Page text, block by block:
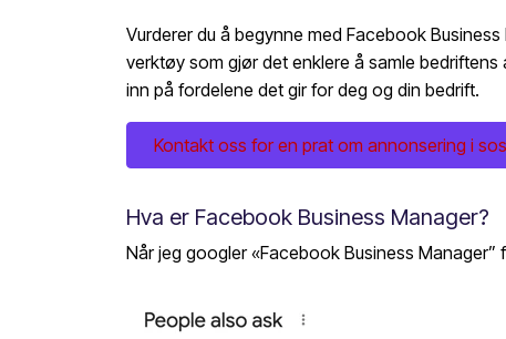
Vurderer du å begynne med Facebook Business
verktøy som gjør det enklere å samle
inn på fordelene det gir for deg og din bedrift.
Kontakt oss for en prat om annonsering i
Hva er Facebook Business Manager?
Når jeg googler «Facebook Business